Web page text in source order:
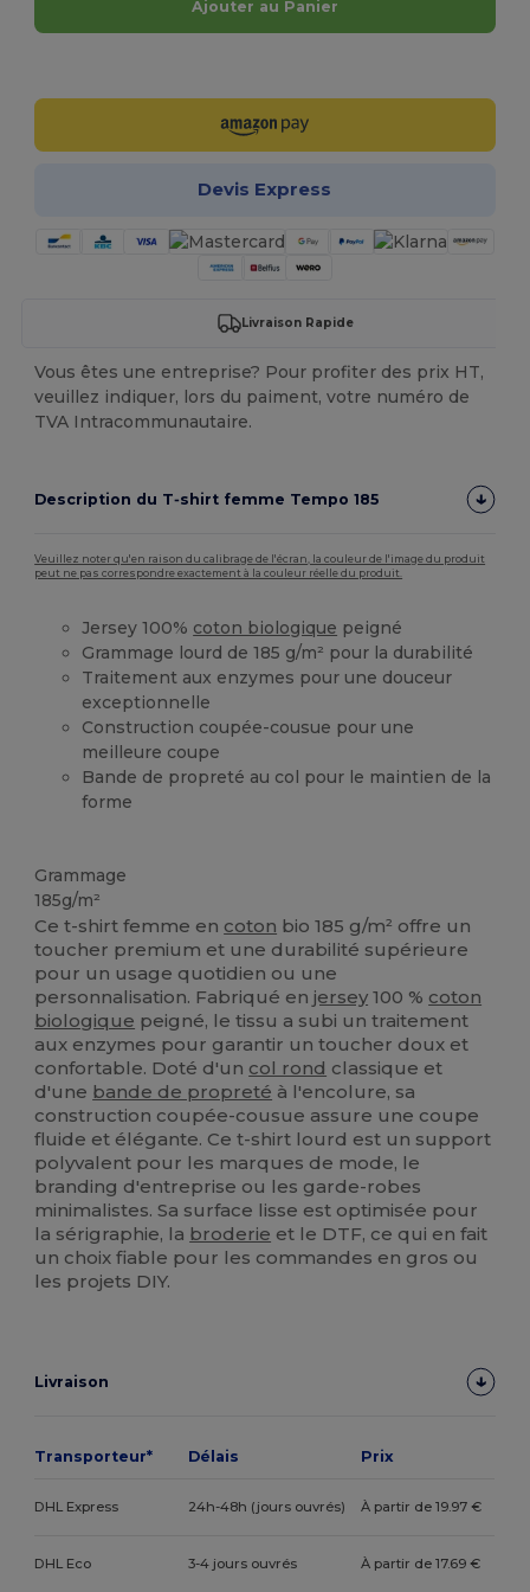
Ajouter au Panier
Devis Express
Livraison Rapide
Vous êtes une entreprise? Pour profiter des prix HT,
veuillez indiquer, lors du paiment, votre numéro de
TVA Intracommunautaire.
Description du T‑shirt femme Tempo 185
Veuillez noter qu'en raison du calibrage de l'écran, la couleur de l'image du produit
peut ne pas correspondre exactement à la couleur réelle du produit.
Jersey 100% coton biologique peigné
Grammage lourd de 185 g/m² pour la durabilité
Traitement aux enzymes pour une douceur
exceptionnelle
Construction coupée-cousue pour une
meilleure coupe
Bande de propreté au col pour le maintien de la
forme
Grammage
185g/m²
Ce t-shirt femme en coton bio 185 g/m² offre un
toucher premium et une durabilité supérieure
pour un usage quotidien ou une
personnalisation. Fabriqué enjersey 100 % coton
biologique peigné, le tissu a subi un traitement
aux enzymes pour garantir un toucher doux et
confortable. Doté d'un col rond classique et
d'une bande de propreté à l'encolure, sa
construction coupée-cousue assure une coupe
fluide et élégante. Ce t-shirt lourd est un support
polyvalent pour les marques de mode, le
branding d'entreprise ou les garde-robes
minimalistes. Sa surface lisse est optimisée pour
la sérigraphie, la broderie et le DTF, ce qui en fait
un choix fiable pour les commandes en gros ou
les projets DIY.
Livraison
Transporteur* Délais Prix
DHL Express 24h-48h (jours ouvrés) À partir de 19.97 €
DHL Eco 3-4 jours ouvrés À partir de 17.69 €